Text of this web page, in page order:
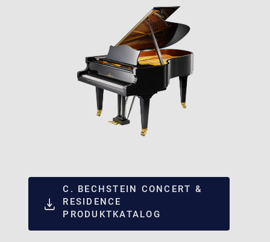
C. BECHSTEIN CONCERT &
RESIDENCE
PRODUKTKATALOG